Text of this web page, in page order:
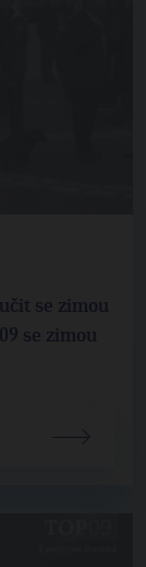
se zimou
se zimou